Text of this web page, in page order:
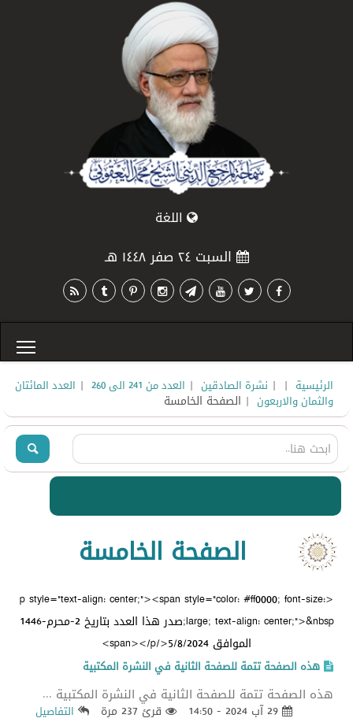
اللغة
السبت ٢٤ صفر ١٤٤٨ هـ
الرئيسية |
| نشرة الصادقين | العدد من 241 الى 260 | العدد المائتان
والثمان والاربعون | الصفحة الخامسة
الصفحة الخامسة
<p style="text-align: center;"><span style="color: #ff0000; font-size:
large; text-align: center;">&nbsp;صدر هذا العدد بتاريخ 2-محرم-1446
الموافق 5/8/2024</span></p>
هذه الصفحة تتمة للصفحة الثانية في النشرة المكتبية
هذه الصفحة تتمة للصفحة الثانية في النشرة المكتبية ...
قرئ 237 مرة التفاصيل